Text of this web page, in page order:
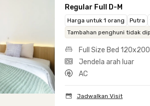
Regular Full D-M
Harga untuk 1 orang Putra
Tambahan penghuni tidak
Full Size Bed
Jendela arah luar
AC
Jadwalkan Visit